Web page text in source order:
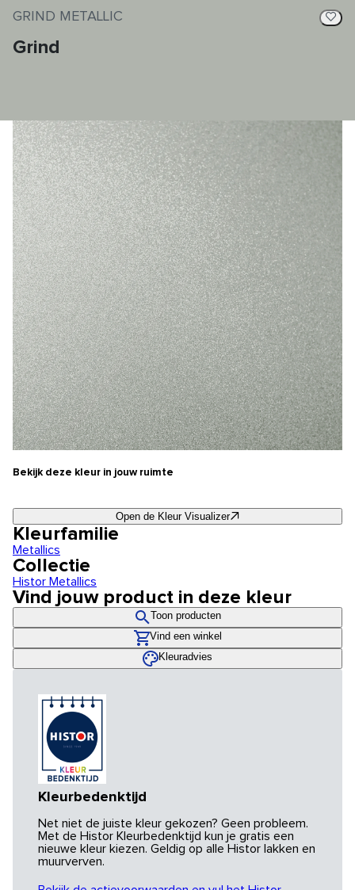
GRIND METALLIC
Grind
Bekijk deze kleur in jouw ruimte
Open de Kleur Visualizer
Kleurfamilie
Metallics
Collectie
Histor Metallics
Vind jouw product in deze kleur
Toon producten
Vind een winkel
Kleuradvies
Kleurbedenktijd
Net niet de juiste kleur gekozen? Geen probleem.
Met de Histor Kleurbedenktijd kun je gratis een
nieuwe kleur kiezen. Geldig op alle Histor lakken en
muurverven.